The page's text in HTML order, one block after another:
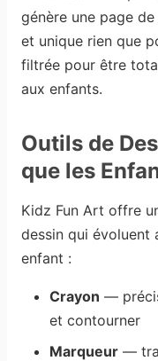
génère une page
et unique rien que
filtrée pour être
aux enfants.
Outils de
que les
Kidz Fun Art offre
dessin qui évoluent
enfant :
Crayon —
et contourner
Marqueur —